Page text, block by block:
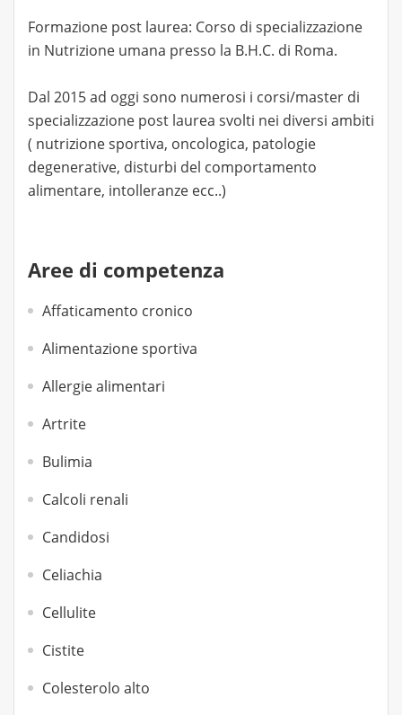
Formazione post laurea: Corso di specializzazione
in Nutrizione umana presso la B.H.C. di Roma.
Dal 2015 ad oggi sono numerosi i corsi/master di
specializzazione post laurea svolti nei diversi ambiti
( nutrizione sportiva, oncologica, patologie
degenerative, disturbi del comportamento
alimentare, intolleranze ecc..)
Aree di competenza
Affaticamento cronico
Alimentazione sportiva
Allergie alimentari
Artrite
Bulimia
Calcoli renali
Candidosi
Celiachia
Cellulite
Cistite
Colesterolo alto